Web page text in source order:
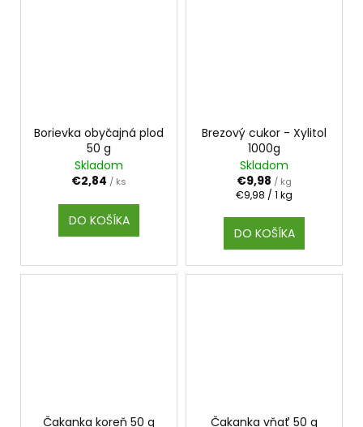
Borievka obyčajná plod
50 g
Skladom
€2,84 / ks
DO KOŠÍKA
Brezový cukor - Xylitol
1000g
Skladom
€9,98 / kg
Jednotková
€9,98 / 1 kg
DO KOŠÍKA
Čakanka koreň 50 g
Čakanka vňať 50 g